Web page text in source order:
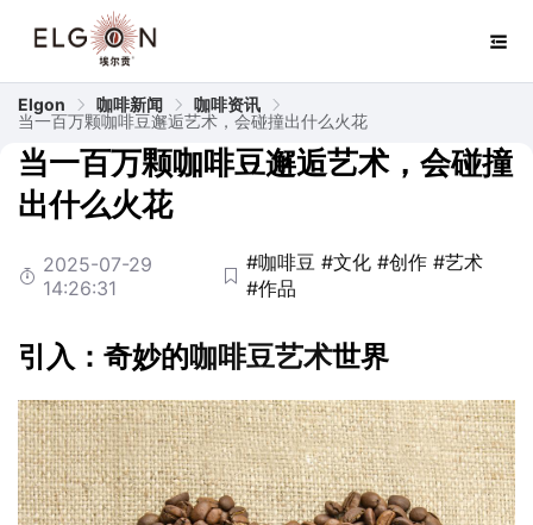
Elgon 咖啡新闻
咖啡资讯
当一百万颗咖啡豆邂逅艺术，会碰撞出什么火花
当一百万颗咖啡豆邂逅艺术，会碰撞
出什么火花
2025-07-29
14:26:31
#咖啡豆 #文化 #创作 #艺术
#作品
引入：奇妙的咖啡豆艺术世界